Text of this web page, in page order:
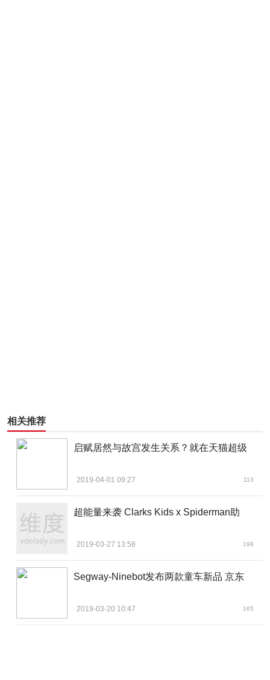
相关推荐
启赋居然与故宫发生关系？就在天猫超级
2019-04-01 09:27 113
超能量来袭 Clarks Kids x Spiderman助
2019-03-27 13:58 198
Segway-Ninebot发布两款童车新品 京东
2019-03-20 10:47 165